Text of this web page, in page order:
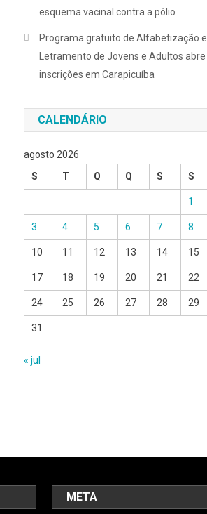
esquema vacinal contra a pólio
Programa gratuito de Alfabetização e
Letramento de Jovens e Adultos abre
inscrições em Carapicuíba
CALENDÁRIO
agosto 2026
S
T Q Q S S
1
3 4 5 6 7 8
10 11 12 13 14 15
17 18 19 20 21 22
24 25 26 27 28 29
31
« jul
META